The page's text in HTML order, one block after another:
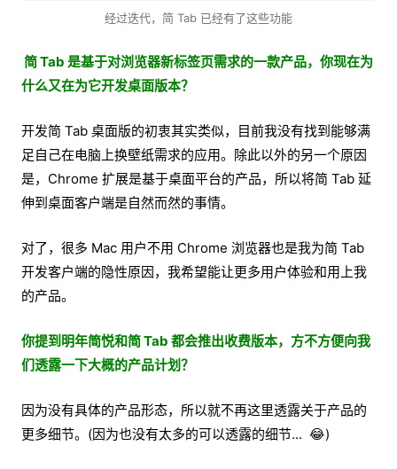
经过迭代，简 Tab 已经有了这些功能
简 Tab 是基于对浏览器新标签页需求的一款产品，你现在为
什么又在为它开发桌面版本？
开发简 Tab 桌面版的初衷其实类似，目前我没有找到能够满
足自己在电脑上换壁纸需求的应用。除此以外的另一个原因
是，Chrome 扩展是基于桌面平台的产品，所以将简 Tab 延
伸到桌面客户端是自然而然的事情。
对了，很多 Mac 用户不用 Chrome 浏览器也是我为简 Tab
开发客户端的隐性原因，我希望能让更多用户体验和用上我
的产品。
你提到明年简悦和简 Tab 都会推出收费版本，方不方便向我
们透露一下大概的产品计划？
因为没有具体的产品形态，所以就不再这里透露关于产品的
更多细节。(因为也没有太多的可以透露的细节... 😂)